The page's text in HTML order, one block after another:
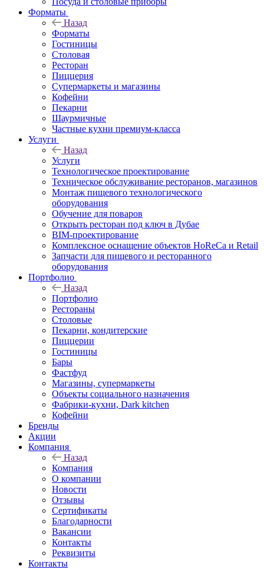
Форматы
Назад
Форматы
Гостиницы
Столовая
Ресторан
Пиццерия
Супермаркеты и магазины
Кофейни
Пекарни
Шаурмичные
Частные кухни премиум-класса
Услуги
Назад
Услуги
Технологическое проектирование
Техническое обслуживание ресторанов, магазинов
Монтаж пищевого технологического
оборудования
Обучение для поваров
Открыть ресторан под ключ в Дубае
BIM-проектирование
Комплексное оснащение объектов HoReCa и Retail
Запчасти для пищевого и ресторанного
оборудования
Портфолио
Назад
Портфолио
Рестораны
Столовые
Пекарни, кондитерские
Пиццерии
Гостиницы
Бары
Фастфуд
Магазины, супермаркеты
Объекты социального назначения
Фабрики-кухни, Dark kitchen
Кофейни
Бренды
Акции
Компания
Назад
Компания
О компании
Новости
Отзывы
Сертификаты
Благодарности
Вакансии
Контакты
Реквизиты
Контакты